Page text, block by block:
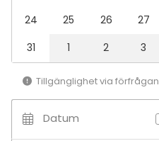
24
25 26 27
31
1 2 3
Tillgänglighet via förfrågan
Datum